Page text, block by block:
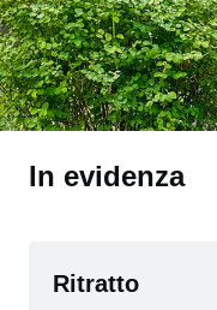
In evidenza
Ritratto